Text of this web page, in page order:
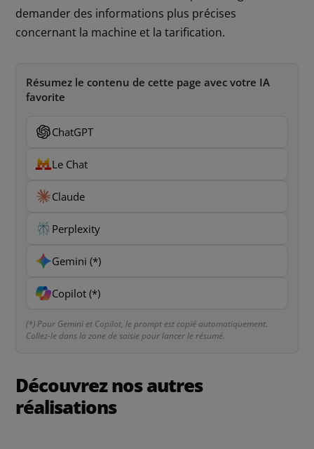
demander des informations plus précises
concernant la machine et la tarification.
Résumez le contenu de cette page avec votre IA
favorite
ChatGPT
Le Chat
Claude
Perplexity
Gemini (*)
Copilot (*)
(*) Pour Gemini et Copilot, le prompt est copié automatiquement.
Collez-le dans la zone de saisie pour lancer le résumé.
Découvrez nos autres
réalisations